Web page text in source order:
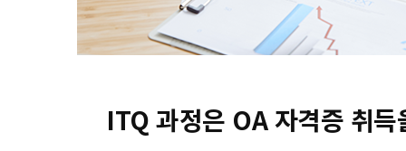
ITQ 과정은 OA 자격증 취